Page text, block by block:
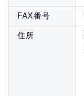
FAX番号
住所